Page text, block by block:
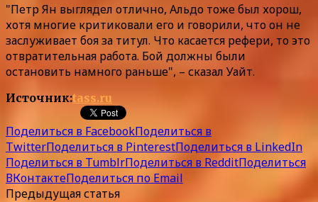
"Петр Ян выглядел отлично, Альдо тоже был хорош,
хотя многие критиковали его и говорили, что он не
заслуживает боя за титул. Что касается рефери, то это
отвратительная работа. Бой должны были
остановить намного раньше", – сказал Уайт.
Источник:tass.ru
Поделиться в FacebookПоделиться в
TwitterПоделиться в PinterestПоделиться в LinkedIn
Поделиться в TumblrПоделиться в RedditПоделиться
ВКонтактеПоделиться по Email
Предыдущая статья